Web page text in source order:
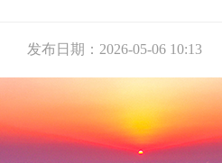
发布日期：2026-05-06 10:13